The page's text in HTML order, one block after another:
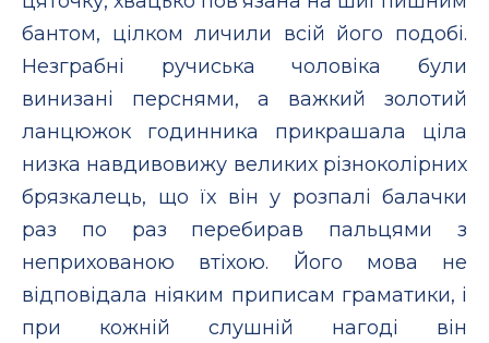
бантом, цілком личили всій його подобі.
Незграбні ручиська чоловіка були
винизані перснями, а важкий золотий
ланцюжок годинника прикрашала ціла
низка навдивовижу великих різноколірних
брязкалець, що їх він у розпалі балачки
раз по раз перебирав пальцями з
неприхованою втіхою. Його мова не
відповідала ніяким приписам граматики, і
при кожній слушній нагоді він